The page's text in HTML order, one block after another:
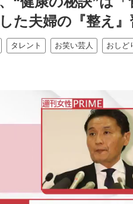
た夫婦の『整え』
タレント お笑い芸人 おしど